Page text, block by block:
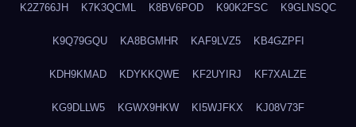
K2Z766JH K7K3QCML K8BV6POD K90K2FSC K9GLNSQC
K9Q79GQU KA8BGMHR KAF9LVZ5 KB4GZPFI
KDH9KMAD KDYKKQWE KF2UYIRJ KF7XALZE
KG9DLLW5 KGWX9HKW KI5WJFKX KJ08V73F